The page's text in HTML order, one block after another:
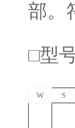
部。
□型
W S